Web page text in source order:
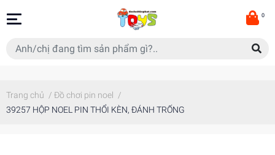
0
Trang chủ / Đồ chơi pin noel /
39257 HỘP NOEL PIN THỔI KÈN, ĐÁNH TRỐNG